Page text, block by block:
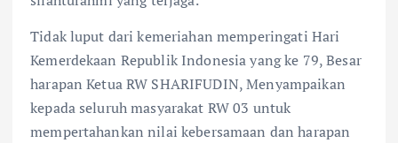
Tidak luput dari kemeriahan memperingati Hari
Kemerdekaan Republik Indonesia yang ke 79, Besar
harapan Ketua RW SHARIFUDIN, Menyampaikan
kepada seluruh masyarakat RW 03 untuk
mempertahankan nilai kebersamaan dan harapan